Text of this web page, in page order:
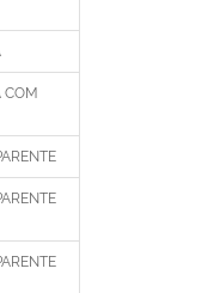
COM